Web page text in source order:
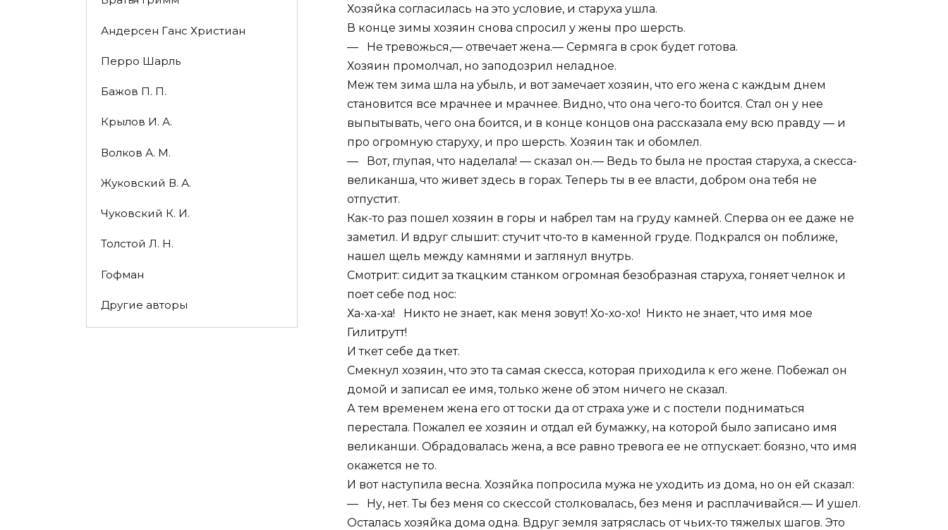
Хозяйка согласилась на это условие, и старуха ушла.
В конце зимы хозяин снова спросил у жены про шерсть.
— Не тревожься,— отвечает жена.— Сермяга в срок будет готова.
Хозяин промолчал, но заподозрил неладное.
Меж тем зима шла на убыль, и вот замечает хозяин, что его жена с каждым днем
становится все мрачнее и мрачнее. Видно, что она чего-то боится. Стал он у нее
выпытывать, чего она боится, и в конце концов она рассказала ему всю правду — и
про огромную старуху, и про шерсть. Хозяин так и обомлел.
— Вот, глупая, что наделала! — сказал он.— Ведь то была не простая старуха, а скесса-
великанша, что живет здесь в горах. Теперь ты в ее власти, добром она тебя не
отпустит.
Как-то раз пошел хозяин в горы и набрел там на груду камней. Сперва он ее даже не
заметил. И вдруг слышит: стучит что-то в каменной груде. Подкрался он поближе,
нашел щель между камнями и заглянул внутрь.
Смотрит: сидит за ткацким станком огромная безобразная старуха, гоняет челнок и
поет себе под нос:
Ха-ха-ха! Никто не знает, как меня зовут! Хо-хо-хо! Никто не знает, что имя мое
Гилитрутт!
И ткет себе да ткет.
Смекнул хозяин, что это та самая скесса, которая приходила к его жене. Побежал он
домой и записал ее имя, только жене об этом ничего не сказал.
А тем временем жена его от тоски да от страха уже и с постели подниматься
перестала. Пожалел ее хозяин и отдал ей бумажку, на которой было записано имя
великанши. Обрадовалась жена, а все равно тревога ее не отпускает: боязно, что имя
окажется не то.
И вот наступила весна. Хозяйка попросила мужа не уходить из дома, но он ей сказал:
— Ну, нет. Ты без меня со скессой столковалась, без меня и расплачивайся.— И ушел.
Осталась хозяйка дома одна. Вдруг земля затряслась от чьих-то тяжелых шагов. Это
Андерсен Ганс Христиан
Перро Шарль
Бажов П. П.
Крылов И. А.
Волков А. М.
Жуковский В. А.
Чуковский К. И.
Толстой Л. Н.
Гофман
Другие авторы